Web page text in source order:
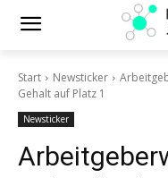
Start Newsticker
Gehalt auf Platz 1
Newsticker